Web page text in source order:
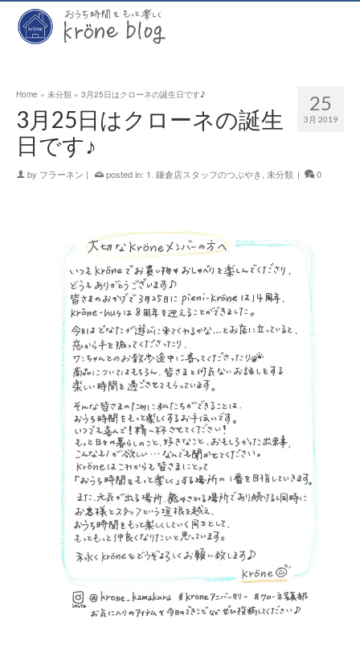
25
3月 2019
Home » 未分類 » 3月25日はクローネの誕生日です♪
3月25日はクローネの誕生
日です♪
by フラーネン | posted in: 1. 鎌倉店スタッフのつぶやき 未分類 | 0